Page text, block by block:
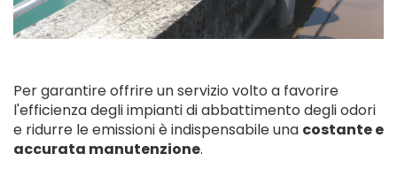
Per garantire offrire un servizio volto a favorire
l'efficienza degli impianti di abbattimento degli odori
e ridurre le emissioni è indispensabile una costante e
accurata manutenzione.